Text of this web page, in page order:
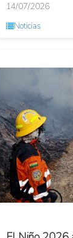
14/07/2026
Noticias